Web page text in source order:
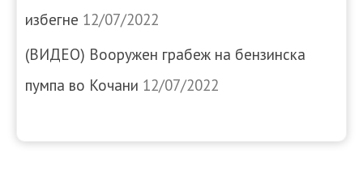
избегне 12/07/2022
(ВИДЕО) Вооружен грабеж на бензинска
пумпа во Кочани 12/07/2022